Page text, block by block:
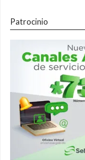
Patrocinio